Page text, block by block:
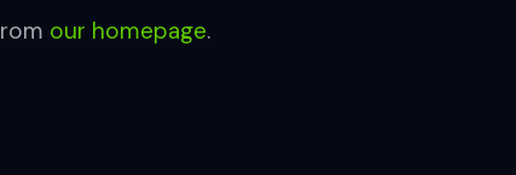
our homepage.